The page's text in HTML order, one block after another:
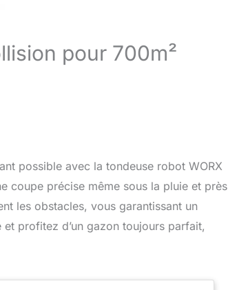
pour 700m²
possible avec la tondeuse robot WORX
coupe précise même sous la pluie et près
les obstacles, vous garantissant un
profitez d’un gazon toujours parfait,